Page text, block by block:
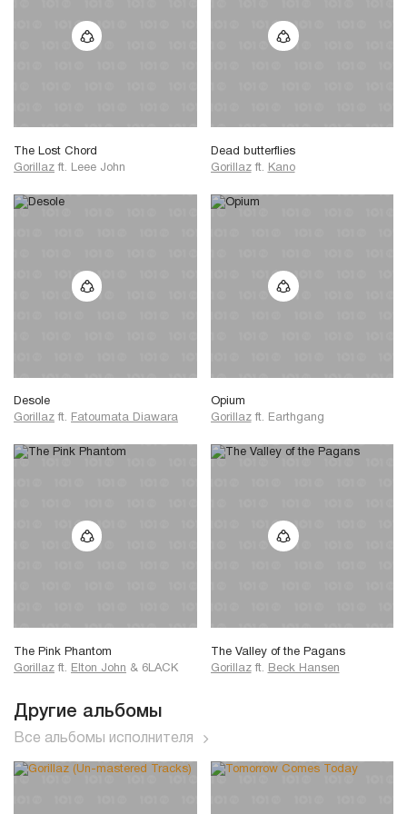
The Lost Chord
Gorillaz ft. Leee John
Dead butterflies
Gorillaz ft. Kano
Desole
Gorillaz ft. Fatoumata Diawara
Opium
Gorillaz ft. Earthgang
The Pink Phantom
Gorillaz ft. Elton John & 6LACK
The Valley of the Pagans
Gorillaz ft. Beck Hansen
Другие альбомы
Все альбомы исполнителя